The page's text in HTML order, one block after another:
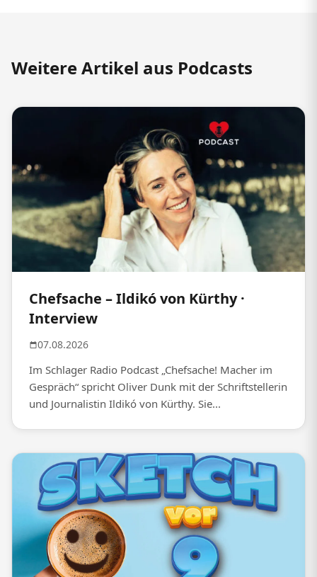
Weitere Artikel aus Podcasts
Chefsache – Ildikó von Kürthy ·
Interview
07.08.2026
Im Schlager Radio Podcast „Chefsache! Macher im
Gespräch“ spricht Oliver Dunk mit der Schriftstellerin
und Journalistin Ildikó von Kürthy. Sie...